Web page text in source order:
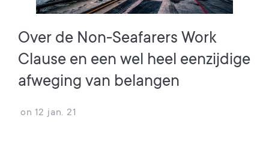
Over de Non-Seafarers Work
Clause en een wel heel eenzijdige
afweging van belangen
on 12 jan. 21